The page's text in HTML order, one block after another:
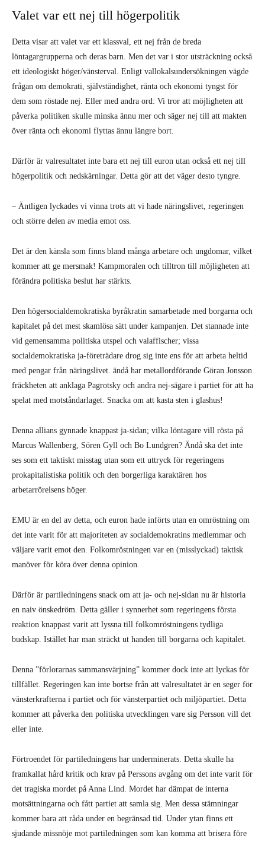
Valet var ett nej till högerpolitik
Detta visar att valet var ett klassval, ett nej från de breda
löntagargrupperna och deras barn. Men det var i stor utsträckning också
ett ideologiskt höger/vänsterval. Enligt vallokalsundersökningen vägde
frågan om demokrati, självständighet, ränta och ekonomi tyngst för
dem som röstade nej. Eller med andra ord: Vi tror att möjligheten att
påverka politiken skulle minska ännu mer och säger nej till att makten
över ränta och ekonomi flyttas ännu längre bort.
Därför är valresultatet inte bara ett nej till euron utan också ett nej till
högerpolitik och nedskärningar. Detta gör att det väger desto tyngre.
– Äntligen lyckades vi vinna trots att vi hade näringslivet, regeringen
och större delen av media emot oss.
Det är den känsla som finns bland många arbetare och ungdomar, vilket
kommer att ge mersmak! Kampmoralen och tilltron till möjligheten att
förändra politiska beslut har stärkts.
Den högersocialdemokratiska byråkratin samarbetade med borgarna och
kapitalet på det mest skamlösa sätt under kampanjen. Det stannade inte
vid gemensamma politiska utspel och valaffischer; vissa
socialdemokratiska ja-företrädare drog sig inte ens för att arbeta heltid
med pengar från näringslivet. ändå har metallordförande Göran Jonsson
fräckheten att anklaga Pagrotsky och andra nej-sägare i partiet för att ha
spelat med motståndarlaget. Snacka om att kasta sten i glashus!
Denna allians gynnade knappast ja-sidan; vilka löntagare vill rösta på
Marcus Wallenberg, Sören Gyll och Bo Lundgren? Ändå ska det inte
ses som ett taktiskt misstag utan som ett uttryck för regeringens
prokapitalistiska politik och den borgerliga karaktären hos
arbetarrörelsens höger.
EMU är en del av detta, och euron hade införts utan en omröstning om
det inte varit för att majoriteten av socialdemokratins medlemmar och
väljare varit emot den. Folkomröstningen var en (misslyckad) taktisk
manöver för köra över denna opinion.
Därför är partiledningens snack om att ja- och nej-sidan nu är historia
en naiv önskedröm. Detta gäller i synnerhet som regeringens första
reaktion knappast varit att lyssna till folkomröstningens tydliga
budskap. Istället har man sträckt ut handen till borgarna och kapitalet.
Denna ”förlorarnas sammansvärjning” kommer dock inte att lyckas för
tillfället. Regeringen kan inte bortse från att valresultatet är en seger för
vänsterkrafterna i partiet och för vänsterpartiet och miljöpartiet. Detta
kommer att påverka den politiska utvecklingen vare sig Persson vill det
eller inte.
Förtroendet för partiledningens har underminerats. Detta skulle ha
framkallat hård kritik och krav på Perssons avgång om det inte varit för
det tragiska mordet på Anna Lind. Mordet har dämpat de interna
motsättningarna och fått partiet att samla sig. Men dessa stämningar
kommer bara att råda under en begränsad tid. Under ytan finns ett
sjudande missnöje mot partiledningen som kan komma att brisera före